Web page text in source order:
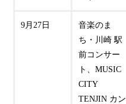
9月27日
音楽のま
ち・川崎 駅
前コンサー
ト、MUSIC
CITY
TENJIN カン